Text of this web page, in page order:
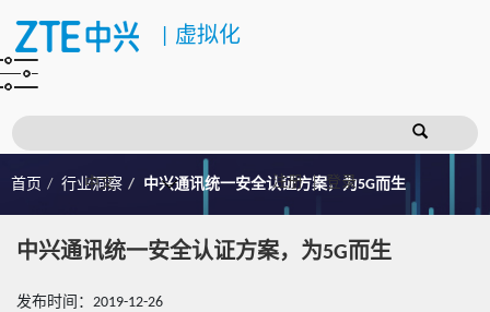
虚拟化
注册 登录
首页 行业洞察 中兴通讯统一安全认证方案，为5G而生
中兴通讯统一安全认证方案，为5G而生
发布时间：2019-12-26